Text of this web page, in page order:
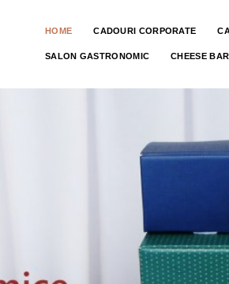
HOME CADOURI CORPORATE
SALON GASTRONOMIC CHEESE BAR